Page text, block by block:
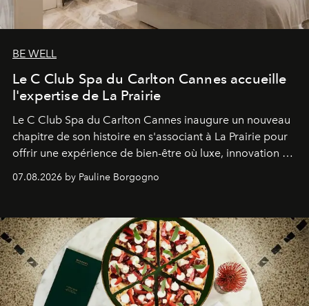
BE WELL
Le C Club Spa du Carlton Cannes accueille
l'expertise de La Prairie
Le C Club Spa du Carlton Cannes inaugure un nouveau
chapitre de son histoire en s'associant à La Prairie pour
offrir une expérience de bien-être où luxe, innovation et
07.08.2026 by Pauline Borgogno